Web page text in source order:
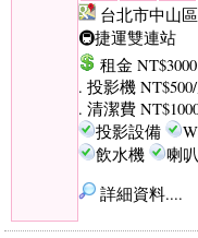
台北市中山
🚇捷運雙連站
租金
. 投影機
. 清潔費
投影設備
飲水機
喇
詳細資料....